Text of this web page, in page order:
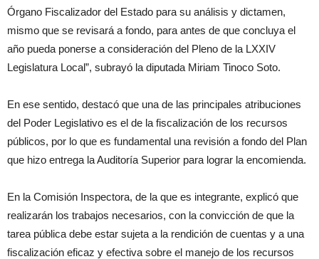
Órgano Fiscalizador del Estado para su análisis y dictamen,
mismo que se revisará a fondo, para antes de que concluya el
año pueda ponerse a consideración del Pleno de la LXXIV
Legislatura Local”, subrayó la diputada Miriam Tinoco Soto.
En ese sentido, destacó que una de las principales atribuciones
del Poder Legislativo es el de la fiscalización de los recursos
públicos, por lo que es fundamental una revisión a fondo del Plan
que hizo entrega la Auditoría Superior para lograr la encomienda.
En la Comisión Inspectora, de la que es integrante, explicó que
realizarán los trabajos necesarios, con la convicción de que la
tarea pública debe estar sujeta a la rendición de cuentas y a una
fiscalización eficaz y efectiva sobre el manejo de los recursos